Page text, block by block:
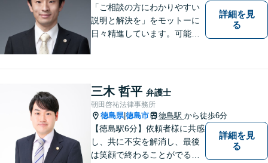
「ご相談の方にわかりやすい
説明と解決を」をモットーに
日々精進しています。可能な
不安な思いを抱えられている
詳細を見
る
三木 哲平 弁護士
朝田啓祐法律事務所
徳島県|徳島市 徳島駅 から徒歩6分
【徳島駅6分】依頼者様に共感
し、共に不安を解消し、最後
は笑顔で終わることがでるよ
詳細を見
る